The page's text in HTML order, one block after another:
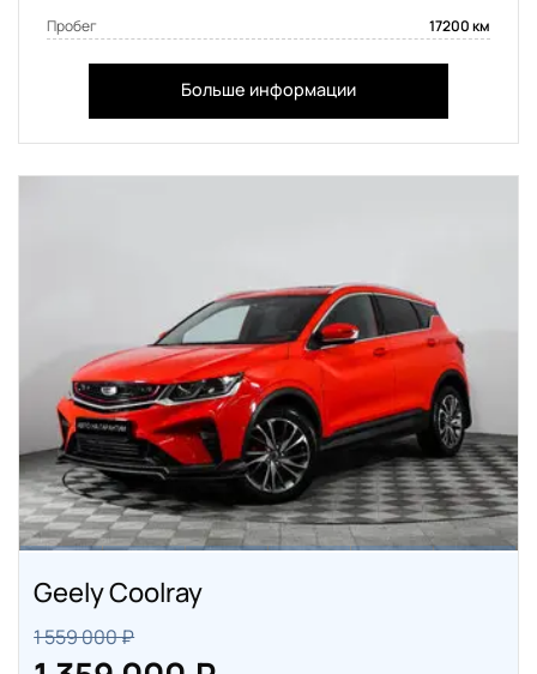
Пробег 17200 км
Больше информации
Geely Coolray
1 559 000 ₽